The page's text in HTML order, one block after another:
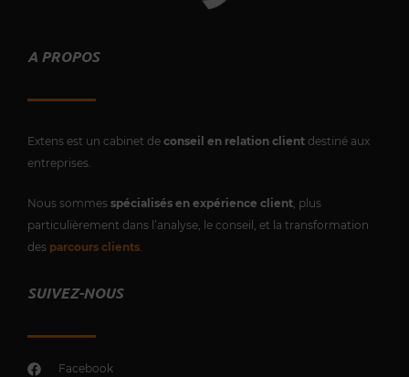
A PROPOS
Extens est un cabinet de conseil en relation client destiné aux
entreprises.
Nous sommes spécialisés en expérience client, plus
particulièrement dans l’analyse, le conseil, et la transformation
des parcours clients.
SUIVEZ-NOUS
Facebook